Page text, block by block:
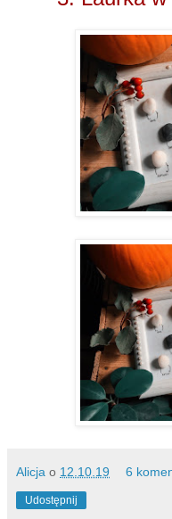
Alicja o 12.10.19 6
Udostępnij